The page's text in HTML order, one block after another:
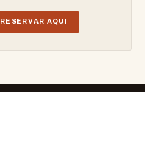
RESERVAR AQUI